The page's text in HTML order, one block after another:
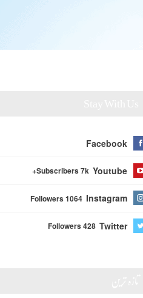
Facebook
Youtube
Subscribers 7k+
Instagram
Followers 1064
Twitter
Followers 428